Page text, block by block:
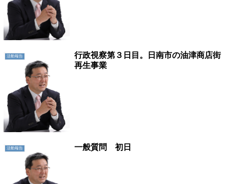
活動報告
行政視察第３日目。日南市の油津商店街
再生事業
活動報告 一般質問 初日